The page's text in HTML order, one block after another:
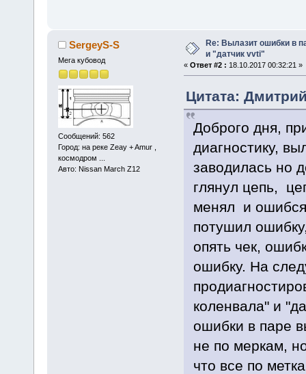
SergeyS-S
Мега кубовод
Сообщений: 562
Город: на реке Zeay + Amur ,
космодром ...
Авто: Nissan March Z12
Re: Вылазит ошибки в
и "датчик vvti"
« Ответ #2 : 18.10.2017 00:32:21 »
Цитата:
Доброго дня,
диагностику,
заводилась но
глянул цепь,
менял и ошибся
потушил
опять чек,
ошибку. На
коленвала" и
ошибки в паре
не по меркам,
что все по